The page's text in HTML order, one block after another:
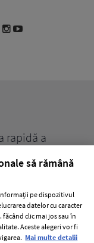
rapidă a
să rămână
pe dispozitivul
datelor cu caracter
clic mai jos sau în
Aceste alegeri vor fi
Mai multe detalii